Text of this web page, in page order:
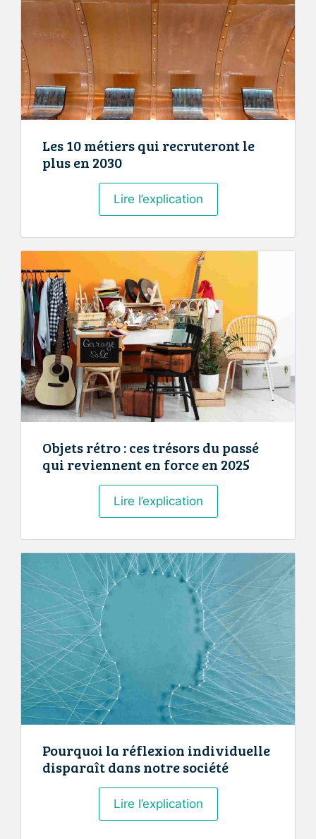
tendance
bien-
être
ou
un
indispensable
Les 10 métiers qui recruteront le
plus en 2030
Lire l’explicationLes
10
qui
le
plus
en
2030
Objets rétro : ces trésors du passé
qui reviennent en force en 2025
Lire l’explicationObjets
rétro
:
ces
trésors
du
passé
qui
reviennent
en
force
en
2025
Pourquoi la réflexion individuelle
disparaît dans notre société
Lire l’explicationPourquoi
la